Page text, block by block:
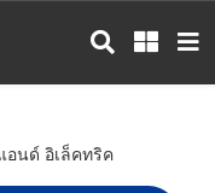
อนด์ อิเล็คทริค